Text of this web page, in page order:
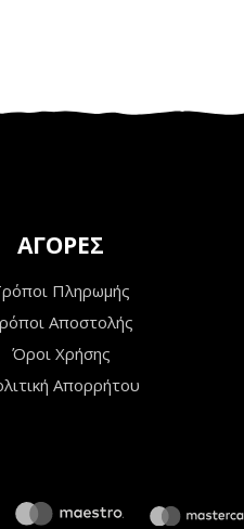
ΑΓΟΡΕΣ
Πληρωμής
Αποστολής
Όροι Χρήσης
Απορρήτου